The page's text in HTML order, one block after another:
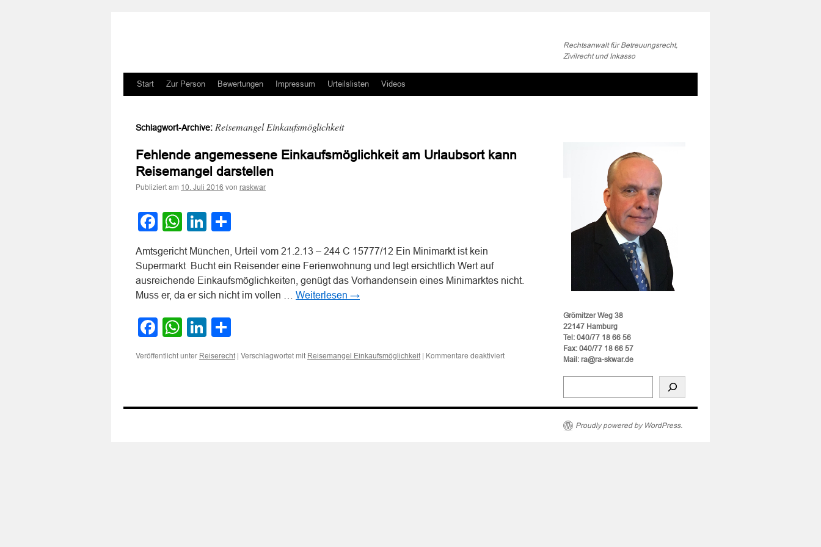
Rechtsanwalt für Betreuungsrecht,
Zivilrecht und Inkasso
Zum
springen
Start Zur Person Bewertungen Impressum Urteilslisten Videos
Schlagwort-Archive: Reisemangel Einkaufsmöglichkeit
Fehlende angemessene Einkaufsmöglichkeit am Urlaubsort kann
Reisemangel darstellen
Publiziert am 10. Juli 2016 von raskwar
Facebook
WhatsApp
LinkedIn
Amtsgericht München, Urteil vom 21.2.13 – 244 C 15777/12 Ein Minimarkt ist kein
Supermarkt Bucht ein Reisender eine Ferienwohnung und legt ersichtlich Wert auf
ausreichende Einkaufsmöglichkeiten, genügt das Vorhandensein eines Minimarktes nicht.
Muss er, da er sich nicht im vollen … Weiterlesen →
Facebook
WhatsApp
LinkedIn
Veröffentlicht unter Reiserecht | Verschlagwortet mit Reisemangel Einkaufsmöglichkeit | Kommentare deaktiviertfür
Urlaubsort
Grömitzer Weg 38
22147 Hamburg
Tel: 040/77 18 66 56
Fax: 040/77 18 66 57
Mail: ra@ra-skwar.de
Proudly powered by WordPress.